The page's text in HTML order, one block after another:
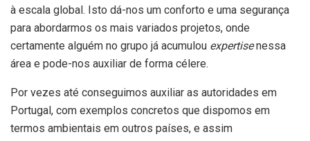
à escala global. Isto dá-nos um conforto e uma segurança
para abordarmos os mais variados projetos, onde
certamente alguém no grupo já acumulou expertisenessa
área e pode-nos auxiliar de forma célere.
Por vezes até conseguimos auxiliar as autoridades em
Portugal, com exemplos concretos que dispomos em
termos ambientais em outros países, e assim